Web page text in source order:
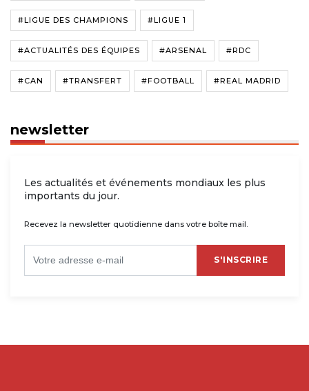
#LIGUE DES CHAMPIONS #LIGUE 1
#ACTUALITÉS DES ÉQUIPES #ARSENAL #RDC
#CAN #TRANSFERT #FOOTBALL #REAL MADRID
newsletter
Les actualités et événements mondiaux les plus
importants du jour.
Recevez la newsletter quotidienne dans votre boîte mail.
S'INSCRIRE